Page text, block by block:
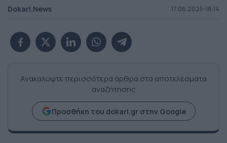
Dokari.News 17.08.2025-18:14
Ανακαλύψτε περισσότερα άρθρα στα αποτελέσματα
αναζήτησης
Προσθήκη του dokari.gr στην Google